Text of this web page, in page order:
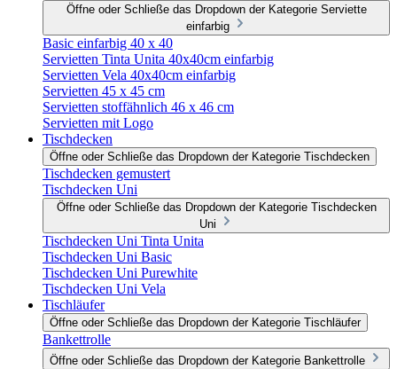
Öffne oder Schließe das Dropdown der Kategorie Serviette
einfarbig
Basic einfarbig 40 x 40
Servietten Tinta Unita 40x40cm einfarbig
Servietten Vela 40x40cm einfarbig
Servietten 45 x 45 cm
Servietten stoffähnlich 46 x 46 cm
Servietten mit Logo
Tischdecken
Öffne oder Schließe das Dropdown der Kategorie Tischdecken
Tischdecken gemustert
Tischdecken Uni
Öffne oder Schließe das Dropdown der Kategorie Tischdecken
Uni
Tischdecken Uni Tinta Unita
Tischdecken Uni Basic
Tischdecken Uni Purewhite
Tischdecken Uni Vela
Tischläufer
Öffne oder Schließe das Dropdown der Kategorie Tischläufer
Bankettrolle
Öffne oder Schließe das Dropdown der Kategorie Bankettrolle